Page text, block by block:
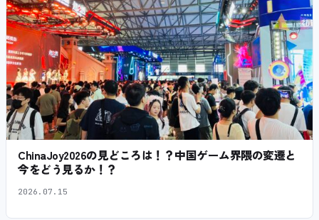
ChinaJoy2026の見どころは！？中国ゲーム界隈の変遷と
今をどう見るか！？
2026.07.15